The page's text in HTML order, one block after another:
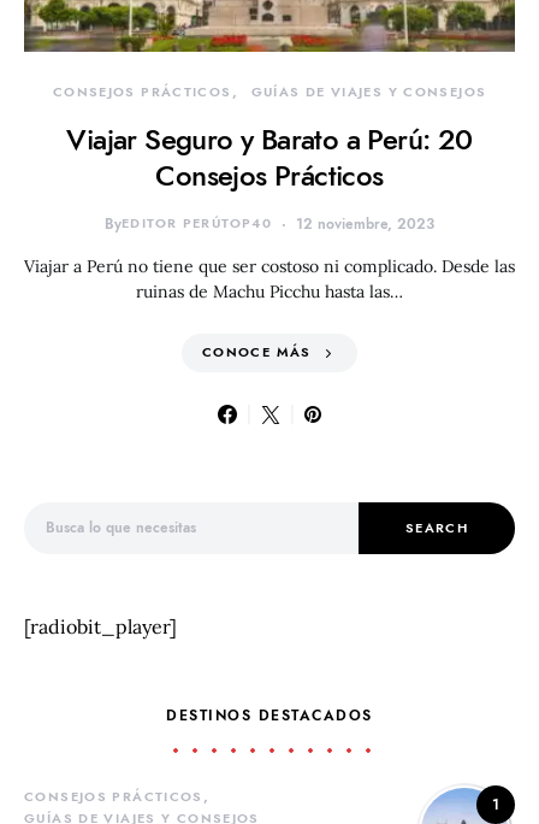
CONSEJOS PRÁCTICOS GUÍAS DE VIAJES Y CONSEJOS
Viajar Seguro y Barato a Perú: 20
Consejos Prácticos
ByEDITOR PERÚTOP40 12 noviembre, 2023
Viajar a Perú no tiene que ser costoso ni complicado. Desde las
ruinas de Machu Picchu hasta las…
CONOCE MÁS
SEARCH
[radiobit_player]
DESTINOS DESTACADOS
1
CONSEJOS PRÁCTICOS
GUÍAS DE VIAJES Y CONSEJOS